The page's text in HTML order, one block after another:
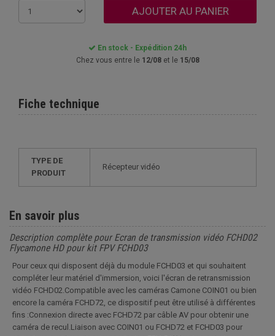
AJOUTER AU PANIER
En stock - Expédition 24h
Chez vous entre le 12/08et le 15/08
Fiche technique
TYPE DE
PRODUIT
Récepteur vidéo
En savoir plus
Description complète pour Ecran de transmission vidéo FCHD02
Flycamone HD pour kit FPV FCHD03
Pour ceux qui disposent déjà du module FCHD03 et qui souhaitent
compléter leur matériel d'immersion, voici l'écran de retransmission
vidéo FCHD02.Compatible avec les caméras Camone COIN01 ou bien
encore la caméra FCHD72, ce dispositif peut être utilisé à différentes
fins :Connexion directe avec FCHD72 par câble AV pour obtenir une
caméra de recul.Liaison avec COIN01 ou FCHD72 et FCHD03 pour